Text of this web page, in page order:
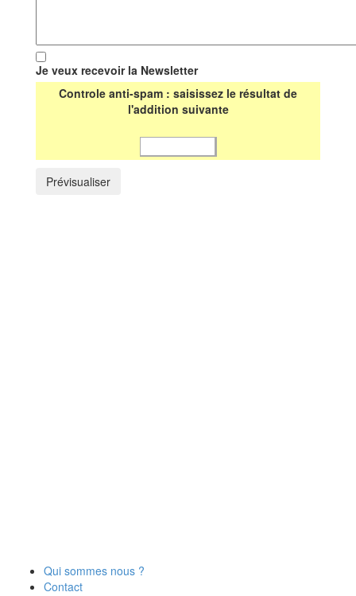
Je veux recevoir la Newsletter
Controle anti-spam : saisissez le résultat de
l'addition suivante
Qui sommes nous ?
Contact